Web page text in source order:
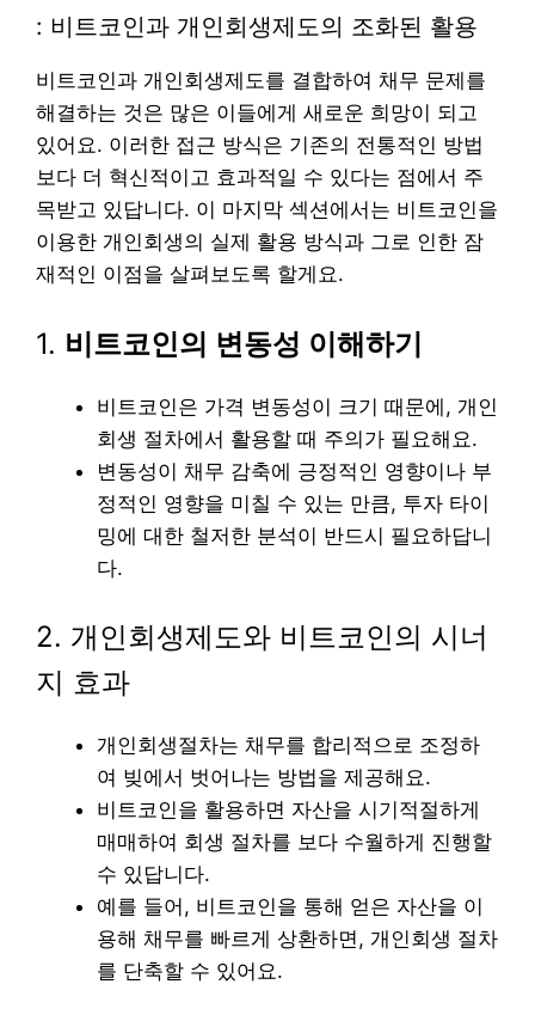
: 비트코인과 개인회생제도의 조화된 활용
비트코인과 개인회생제도를 결합하여 채무 문제를
해결하는 것은 많은 이들에게 새로운 희망이 되고
있어요. 이러한 접근 방식은 기존의 전통적인 방법
보다 더 혁신적이고 효과적일 수 있다는 점에서 주
목받고 있답니다. 이 마지막 섹션에서는 비트코인을
이용한 개인회생의 실제 활용 방식과 그로 인한 잠
재적인 이점을 살펴보도록 할게요.
1. 비트코인의 변동성 이해하기
비트코인은 가격 변동성이 크기 때문에, 개인
회생 절차에서 활용할 때 주의가 필요해요.
변동성이 채무 감축에 긍정적인 영향이나 부
정적인 영향을 미칠 수 있는 만큼, 투자 타이
밍에 대한 철저한 분석이 반드시 필요하답니
다.
2. 개인회생제도와 비트코인의 시너
지 효과
개인회생절차는 채무를 합리적으로 조정하
여 빚에서 벗어나는 방법을 제공해요.
비트코인을 활용하면 자산을 시기적절하게
매매하여 회생 절차를 보다 수월하게 진행할
수 있답니다.
예를 들어, 비트코인을 통해 얻은 자산을 이
용해 채무를 빠르게 상환하면, 개인회생 절차
를 단축할 수 있어요.